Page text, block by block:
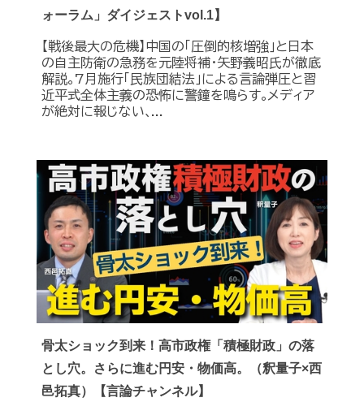
ォーラム」ダイジェストvol.1】
【戦後最大の危機】中国の｢圧倒的核増強｣と日本
の自主防衛の急務を元陸将補・矢野義昭氏が徹底
解説｡7月施行｢民族団結法｣による言論弾圧と習
近平式全体主義の恐怖に警鐘を鳴らす｡メディア
が絶対に報じない､...
骨太ショック到来！高市政権「積極財政」の落
とし穴。さらに進む円安・物価高。（釈量子×西
邑拓真）【言論チャンネル】